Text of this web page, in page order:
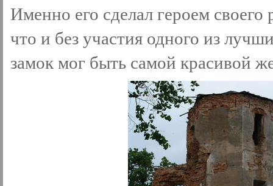
Именно его сделал героем
что и без участия одного из
замок мог быть самой красивой